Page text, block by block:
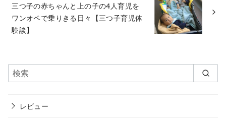
三つ子の赤ちゃんと上の子の4人育児を
ワンオペで乗りきる日々【三つ子育児体
験談】
レビュー